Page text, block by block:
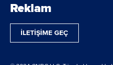
Reklam
İLETİŞİME GEÇ